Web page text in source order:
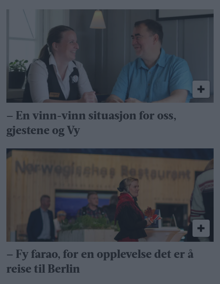
– En vinn-vinn situasjon for oss,
gjestene og Vy
– Fy farao, for en opplevelse det er å
reise til Berlin